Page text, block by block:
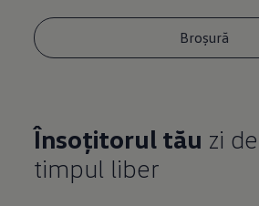
Broşură
Însoțitorul tău zi
timpul liber